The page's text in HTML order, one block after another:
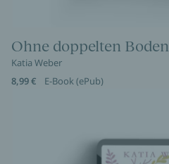
Ohne doppelten Boden
Katia Weber
8,99 €
E-Book (ePub)